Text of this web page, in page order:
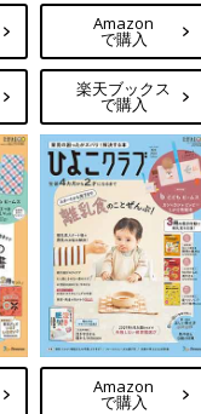
Amazon
で購入
楽天ブックス
で購入
Amazon
で購入